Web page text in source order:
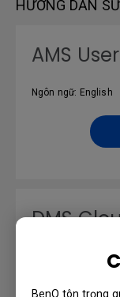
BenQ tôn trọng
HƯỚNG DẪN
AMS
Ngôn ngữ: English
DMS
Ngôn ngữ: English